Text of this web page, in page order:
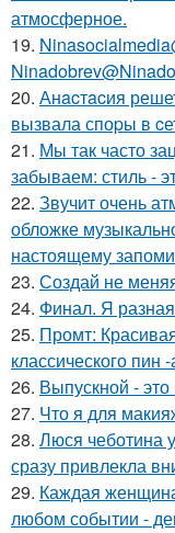
атмосферное.
19.
20. Анacтacия
вызвала споpы в
21. Мы так часто
забываем: стиль -
22. Звучит очень
обложке
настоящему
23. Создай не
24. Финал. Я
25. Промт:
классического пин
26. Выпускной -
27. Что я для
28. Люся чеботина
сразу привлекла
29. Каждая
любом событии -